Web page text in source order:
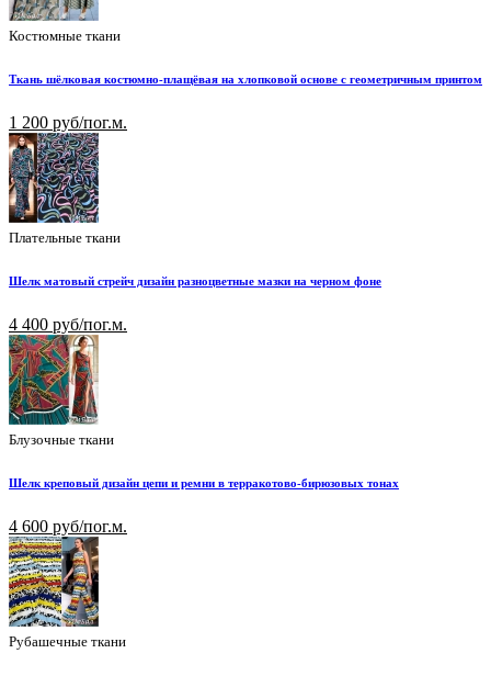
Костюмные ткани
Ткань шёлковая костюмно-плащёвая на хлопковой основе с геометричным принтом
1 200 руб/пог.м.
Плательные ткани
Шелк матовый стрейч дизайн разноцветные мазки на черном фоне
4 400 руб/пог.м.
Блузочные ткани
Шелк креповый дизайн цепи и ремни в терракотово-бирюзовых тонах
4 600 руб/пог.м.
Рубашечные ткани